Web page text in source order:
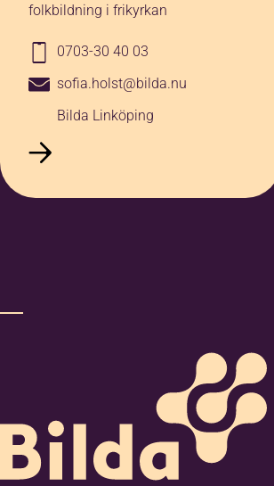
folkbildning i frikyrkan
0703-30 40 03
sofia.holst@bilda.nu
Bilda Linköping